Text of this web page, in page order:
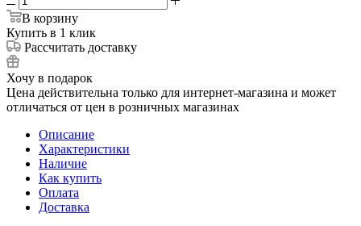
В корзину
Купить в 1 клик
Рассчитать доставку
Хочу в подарок
Цена действительна только для интернет-магазина и может
отличаться от цен в розничных магазинах
Описание
Характеристики
Наличие
Как купить
Оплата
Доставка